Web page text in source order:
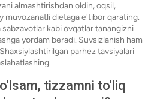
almashtirishdan oldin, oqsil,
muvozanatli dietaga e'tibor qarating.
kabi ovqatlar tanangizni
yordam beradi. Suvsizlanish ham
parhez tavsiyalari
tizzamni to'liq